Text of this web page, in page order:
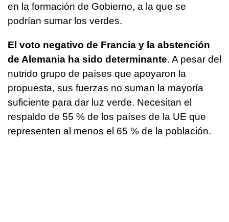
en la formación de Gobierno, a la que se
podrían sumar los verdes.
El voto negativo de Francia y la abstención
de Alemania ha sido determinante. A pesar del
nutrido grupo de países que apoyaron la
propuesta, sus fuerzas no suman la mayoría
suficiente para dar luz verde. Necesitan el
respaldo de 55 % de los países de la UE que
representen al menos el 65 % de la población.